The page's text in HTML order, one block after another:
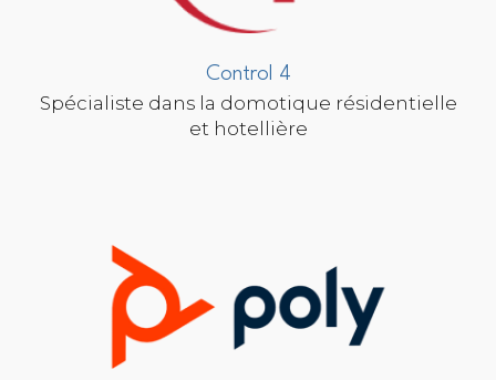
Control 4
Spécialiste dans la domotique résidentielle
et hotellière